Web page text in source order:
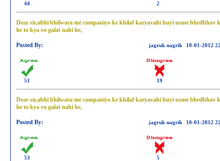
44 2
Dear sir,abhi bhilwara me companiyo ke khilaf karyavahi huyi usme
he to kya vo galat nahi he,
Posted By: jagruk nagrik 10-01-2012
51 19
Dear sir,abhi bhilwara me companiyo ke khilaf karyavahi huyi usme
he to kya vo galat nahi he,
Posted By: jagruk nagrik 10-01-2012
53 5